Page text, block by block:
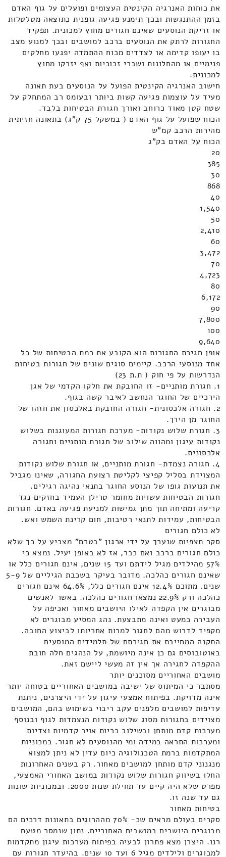
את כוחות האנרגיה הקינטית העצומים ופועלים על גוף האדם
בזמן ההתנגשות ובכך תימנע פגיעה גופנית כתוצאה מטלטלות
או זריקת הנוסעים שאינם חגורים מחוץ למכונית. תפקיד
החגורות לרתק את הנוסעים ברכב למושבים ובכך למנוע מצב
בו יעופו קדימה או לצדדים מכוח ההתמדה יפגעו מחלקים
פנימיים או מהחלונות ושברי זכוכיות ואף יזרקו מחוץ
למכונית.
חישוב האנרגיה הקינטית הפועל על הנוסעים בעת תאונה
מעיד על עוצמות פגיעה קשות ביותר ובעומס רב המתחלק על
שטח קטן מאוד כרוחב ואורך חגורת הבטיחות בלבד.
הכוח שפועל על גוף האדם ( במשקל 75 ק"ג) בתאונה חזיתית
מהירות הרכב קמ"ש
הכוח על האדם בק"ג
20
385
30
868
40
1,540
50
2,410
60
3,472
70
4,723
80
6,172
90
7,800
100
9,640
אופן חגירת החגורות הוא הקובע את רמת הבטיחות של כל
אחד מנוסעי הרכב. קיימים סוגים שונים של חגורות בטיחות
הנדרשות על פי חוק ( ת.ת 23)
1. חגורת מותניים- זו החובקת את חלקו הקדמי של אגן
הירכיים של החוגר הנחשב לאיבר קשה בגוף.
2. חגורה אלכסונית- חגורה החובקת באלכסון את חזהו של
החוגר מן הירך.
3. חגורת שלוש נקודות- מערכת חגורות המעוגנות בשלוש
נקודות עיגון ומהווה שילוב של חגורת מותניים וחגורה
אלכסונית.
4. חגורה נצמדת- חגורת מותניים, או חגורת שלוש נקודות
המצוידת בסליל קפיצי לקליטת רצועת החגורה, שאינו מגביל
את תנועות גופו של הנוסע החוגר בתנאי נהיגה רגילים.
חגורות הבטיחות עשויות מחומר טרילן העמיד בחזקים נגד
קריעה ומתיחה תוך מתן גמישות למניעת פגיעה באדם. חגורות
הבטיחות, עמידות לתנאי רטיבות, חום קרינת השמש ואש.
לא כולם חגורים
סקר תצפיות שנערך על ידי ארגון "בטרם" מצביע על כך שלא
כולם חגורים ברכב ואם כבר, אז לא באופן יעיל. נמצא כי
57% מהילדים מגיל לידתם ועד 15 שנים, אינם חגורים כלל או
שאינם חגורים כהלכה. מדובר בעיקר בשכבת הגיליים של 5-9
שנים. מתוכם 12.4% אינם חגורים כלל, 64.6% אינם חגורים
כהלכה ורק 22.9% נמצאו חגורים כהלכה. באשר לאנשים
מבוגרים אין הקפדה לאילו היושבים מאחור ואכיפה על
העבירה כמעט ואינה מתבצעת. נהג המסיע מבוגרים לא
מקפיד לדרוש מהם לחגור למרות אחריותו לביצוע החובה.
התקנה המחייבת את חגירתם של תלמידים המוסעים
באוטובוסים גם כן אינה מיושמת, על הנהגים חלה חובת
ההקפדה לחגירה אך אין זה מעשי ליישם זאת.
מושבים האחוריים מסוכנים יותר
מסתבר כי המיתוס של ישיבה במושבים האחוריים בטוחה יותר
אינה מדויקת. בפיתוח אמצעי עיגון על ידי היצרנים, ניתנת
עדיפות למושבים מלפנים עקב ריבוי בשימוש בהם, המושבים
מצוידים בחגורות מסוג שלוש נקודות הנצמדות לגוף ובנוסף
מערכות קדם מותחן ובשילוב כריות אויר קדמיות וצדיות
ומערכות התראה במידה ומי מהנוסעים לא חגור. במכוניות
המתקדמות ברמת הטכנולוגיה כיום עדין לא ניתן למצוא
מנגנוני קדם מותחן למושבים מאחור. רק בשנים האחרונות
החלו בשיווק חגורות שלוש נקודות במושב האחורי האמצעי,
מפרט שלא היה קיים עד תחילת שנות 2000. ובמכוניות שונות
גם עד שנה זו.
בטיחות מאחור
סקרים בעולם מראים שכ- 70% מההרוגים בתאונות דרכים הם
מבוגרים היושבים במושבים האחוריים. נתון שנמסר מטעם
רנו. היצרן מצא פתרון לבעיה בפיתוח מערכות עיגון מתקדמות
למבוגרים ולילדים מגיל 6 ועד 10 שנים. בהיעדר חגורות עם